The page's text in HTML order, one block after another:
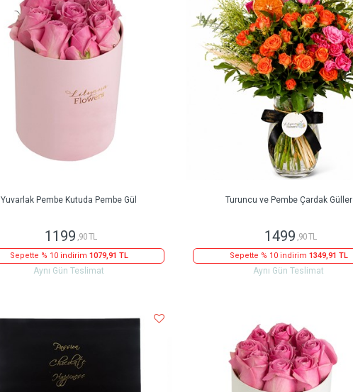
Yuvarlak Pembe Kutuda Pembe Gül
1199 ,90 TL
Sepette % 10 indirim 1079,91 TL
Aynı Gün Teslimat
Turuncu ve Pembe Çardak Güller
1499 ,90 TL
Sepette % 10 indirim 1349,91 TL
Aynı Gün Teslimat